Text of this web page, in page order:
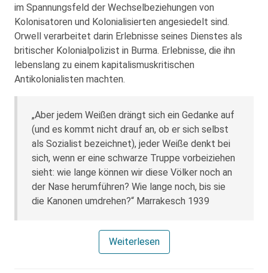
im Spannungsfeld der Wechselbeziehungen von
Kolonisatoren und Kolonialisierten angesiedelt sind.
Orwell verarbeitet darin Erlebnisse seines Dienstes als
britischer Kolonialpolizist in Burma. Erlebnisse, die ihn
lebenslang zu einem kapitalismuskritischen
Antikolonialisten machten.
„Aber jedem Weißen drängt sich ein Gedanke auf
(und es kommt nicht drauf an, ob er sich selbst
als Sozialist bezeichnet), jeder Weiße denkt bei
sich, wenn er eine schwarze Truppe vorbeiziehen
sieht: wie lange können wir diese Völker noch an
der Nase herumführen? Wie lange noch, bis sie
die Kanonen umdrehen?“ Marrakesch 1939
Weiterlesen